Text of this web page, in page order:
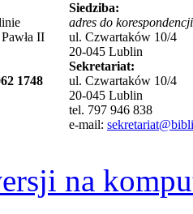
II
1748
Siedziba:
adres do
ul. Czwartaków 10/4
20-045 Lublin
Sekretariat:
ul. Czwartaków 10/4
20-045 Lublin
tel. 797 946 838
e-mail:
na